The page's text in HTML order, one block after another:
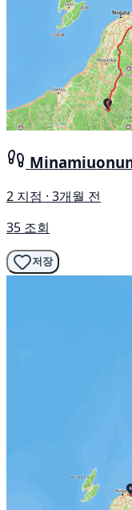
2 지점 · 3개월 전
35 조회
저장